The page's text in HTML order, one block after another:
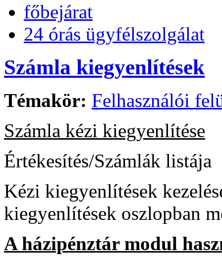
főbejárat
24 órás ügyfélszolgálat
Számla kiegyenlítések
Témakör: Felhasználói
Számla kézi kiegyenlítése
Értékesítés/Számlák listája
Kézi kiegyenlítések
kiegyenlítések oszlopban
A házipénztár modul